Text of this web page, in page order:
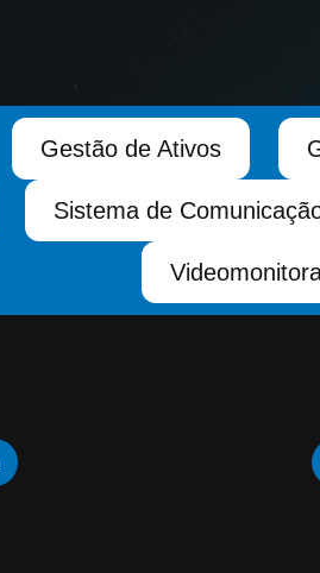
Gestão de Ativos
Sistema de